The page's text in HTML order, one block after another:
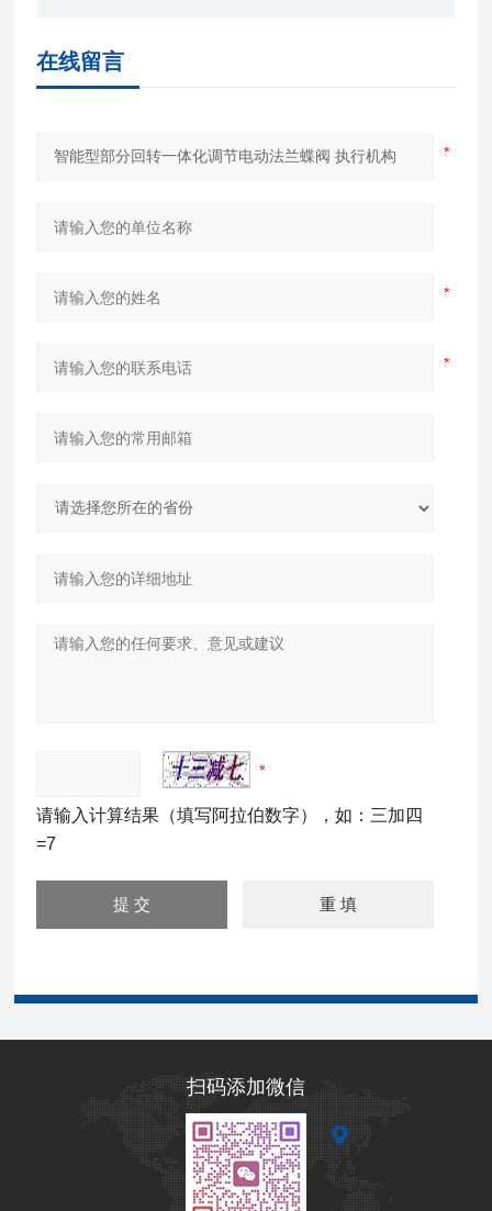
在线留言
请输入计算结果（填写阿拉伯数字），如：三加四
=7
扫码添加微信